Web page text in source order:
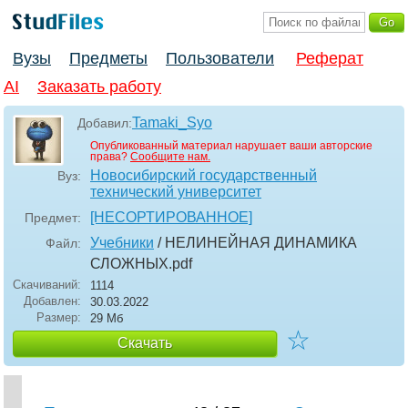
Вузы Предметы Пользователи
Реферат
AI
Заказать работу
Добавил:Tamaki_Syo
Опубликованный материал нарушает ваши авторские
права? Сообщите нам.
Вуз:
Новосибирский государственный
технический университет
Предмет: [НЕСОРТИРОВАННОЕ]
Файл: Учебники / НЕЛИНЕЙНАЯ ДИНАМИКА
СЛОЖНЫХ.pdf
Скачиваний:
1114
Добавлен:
30.03.2022
Размер:
29 Мб
Скачать ☆